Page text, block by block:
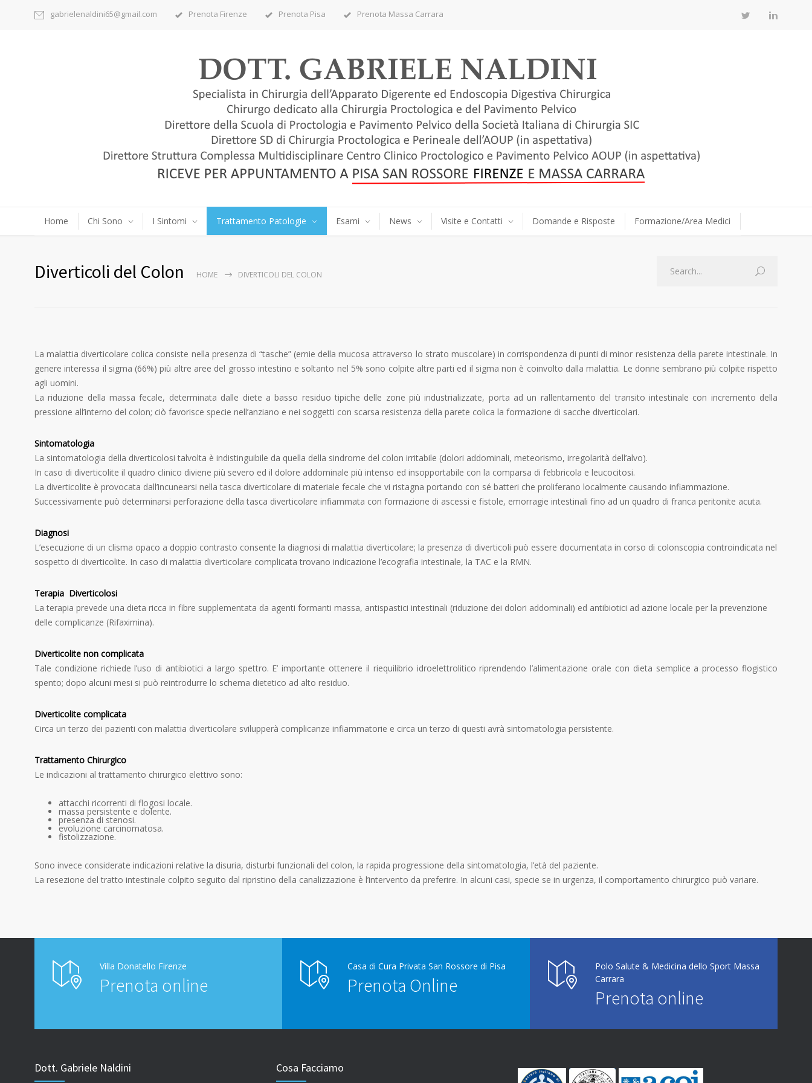
gabrielenaldini65@gmail.com Prenota Firenze Prenota Pisa Prenota Massa Carrara
Home Chi Sono I Sintomi Trattamento Patologie Esami News Visite e Contatti Domande e Risposte Formazione/Area Medici
Diverticoli del Colon HOME DIVERTICOLI DEL COLON
La malattia diverticolare colica consiste nella presenza di “tasche” (ernie della mucosa attraverso lo strato muscolare) in corrispondenza di punti di minor resistenza della parete intestinale. In
genere interessa il sigma (66%) più altre aree del grosso intestino e soltanto nel 5% sono colpite altre parti ed il sigma non è coinvolto dalla malattia. Le donne sembrano più colpite rispetto
agli uomini.
La riduzione della massa fecale, determinata dalle diete a basso residuo tipiche delle zone più industrializzate, porta ad un rallentamento del transito intestinale con incremento della
pressione all’interno del colon; ciò favorisce specie nell’anziano e nei soggetti con scarsa resistenza della parete colica la formazione di sacche diverticolari.
Sintomatologia
La sintomatologia della diverticolosi talvolta è indistinguibile da quella della sindrome del colon irritabile (dolori addominali, meteorismo, irregolarità dell’alvo).
In caso di diverticolite il quadro clinico diviene più severo ed il dolore addominale più intenso ed insopportabile con la comparsa di febbricola e leucocitosi.
La diverticolite è provocata dall’incunearsi nella tasca diverticolare di materiale fecale che vi ristagna portando con sé batteri che proliferano localmente causando infiammazione.
Successivamente può determinarsi perforazione della tasca diverticolare infiammata con formazione di ascessi e fistole, emorragie intestinali fino ad un quadro di franca peritonite acuta.
Diagnosi
L’esecuzione di un clisma opaco a doppio contrasto consente la diagnosi di malattia diverticolare; la presenza di diverticoli può essere documentata in corso di colonscopia controindicata nel
sospetto di diverticolite. In caso di malattia diverticolare complicata trovano indicazione l’ecografia intestinale, la TAC e la RMN.
Terapia Diverticolosi
La terapia prevede una dieta ricca in fibre supplementata da agenti formanti massa, antispastici intestinali (riduzione dei dolori addominali) ed antibiotici ad azione locale per la prevenzione
delle complicanze (Rifaximina).
Diverticolite non complicata
Tale condizione richiede l’uso di antibiotici a largo spettro. E’ importante ottenere il riequilibrio idroelettrolitico riprendendo l’alimentazione orale con dieta semplice a processo flogistico
spento; dopo alcuni mesi si può reintrodurre lo schema dietetico ad alto residuo.
Diverticolite complicata
Circa un terzo dei pazienti con malattia diverticolare svilupperà complicanze infiammatorie e circa un terzo di questi avrà sintomatologia persistente.
Trattamento Chirurgico
Le indicazioni al trattamento chirurgico elettivo sono:
attacchi ricorrenti di flogosi locale.
massa persistente e dolente.
presenza di stenosi.
evoluzione carcinomatosa.
fistolizzazione.
Sono invece considerate indicazioni relative la disuria, disturbi funzionali del colon, la rapida progressione della sintomatologia, l’età del paziente.
La resezione del tratto intestinale colpito seguito dal ripristino della canalizzazione è l’intervento da preferire. In alcuni casi, specie se in urgenza, il comportamento chirurgico può variare.
Villa Donatello Firenze
Prenota online
Casa di Cura Privata San Rossore di Pisa
Prenota Online
Polo Salute & Medicina dello Sport Massa
Carrara
Prenota online
Dott. Gabriele Naldini Cosa Facciamo